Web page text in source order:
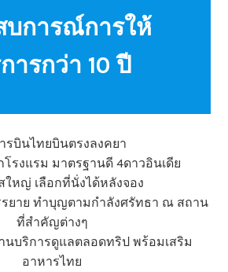
บการณ์การให้
ารกว่า 10 ปี
รบินไทยบินตรงลงคยา
รงแรม มาตรฐานดี 4ดาวอินเดีย
ใหญ่ เลือกที่นั่งได้หลังจอง
ยาย ทำบุญตามกำลังศรัทธา ณ สถาน
ที่สำคัญต่างๆ
นบริการดูแลตลอดทริป พร้อมเสริม
อาหารไทย